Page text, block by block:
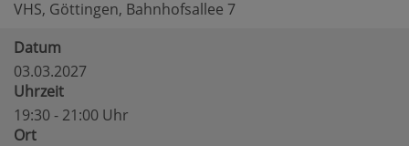
VHS, Göttingen, Bahnhofsallee 7
Datum
03.03.2027
Uhrzeit
19:30 - 21:00 Uhr
Ort